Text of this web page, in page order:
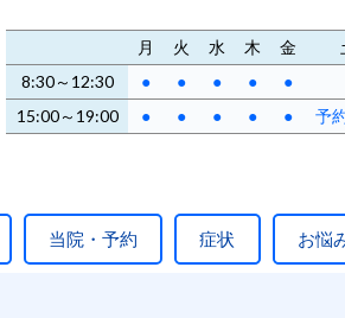
月 火 水 木 金
8:30～12:30
● ● ● ● ●
15:00～19:00
● ● ● ● ● 予
当院・予約 症状 お悩